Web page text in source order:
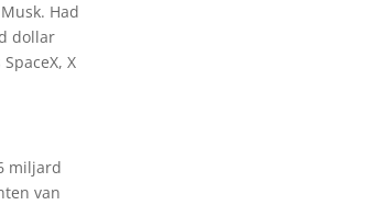
Had
dollar
X
miljard
van